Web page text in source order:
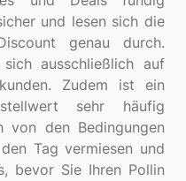
und lesen sich die
genau durch.
ausschließlich auf
Zudem ist ein
sehr häufig
von den Bedingungen
Tag vermiesen und
bevor Sie Ihren Pollin